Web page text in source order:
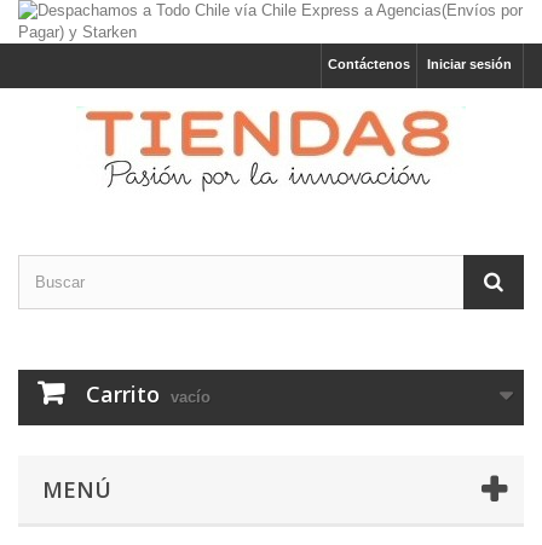
Iniciar sesión
Contáctenos
Carrito vacío
MENÚ